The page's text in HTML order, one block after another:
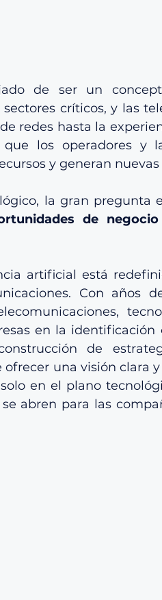
de ser un
críticos, y las
redes hasta la
los operadores y
y generan
la gran pregunta
de
artificial está
Con años
en la identificación
de
una visión clara
en el plano
abren para las